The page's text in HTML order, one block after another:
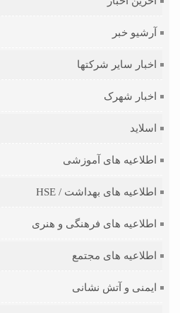
آرشیو خبر
اخبار سایر شرکتها
اخبار شهرک
اسلاید
اطلاعیه های آموزشی
اطلاعیه های بهداشت / HSE
اطلاعیه های فرهنگی و هنری
اطلاعیه های مجتمع
ایمنی و آتش نشانی